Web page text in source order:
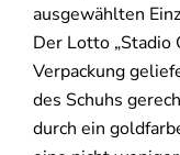
ausgewählten
Der Lotto „Stadio
Verpackung
des Schuhs
durch ein